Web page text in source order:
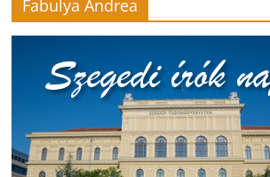
Fabulya Andrea